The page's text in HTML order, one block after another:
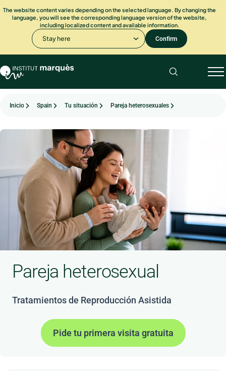
The website content varies depending on the selected language. By changing the
language, you will see the corresponding language version of the website,
including localized content and available information.
Stay here Confirm
Inicio Spain Tu situación Pareja heterosexuales
Pareja heterosexual
Tratamientos de Reproducción Asistida
Pide tu primera visita gratuita